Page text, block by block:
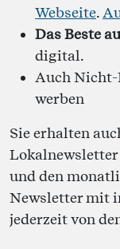
Webseite.
Das Beste
digital.
Auch Nicht-
werben
Sie erhalten
Lokalnewsletter
und den
Newsletter mit
jederzeit von